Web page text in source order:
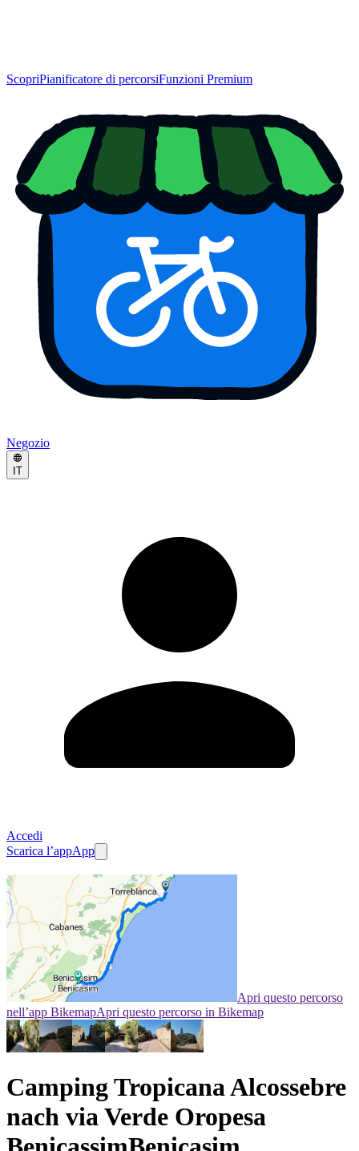
ScopriPianificatore di percorsiFunzioni Premium
Negozio
IT
Accedi
Scarica l’appApp
Apri questo percorso
nell’app BikemapApri questo percorso in Bikemap
Camping Tropicana Alcossebre
nach via Verde Oropesa